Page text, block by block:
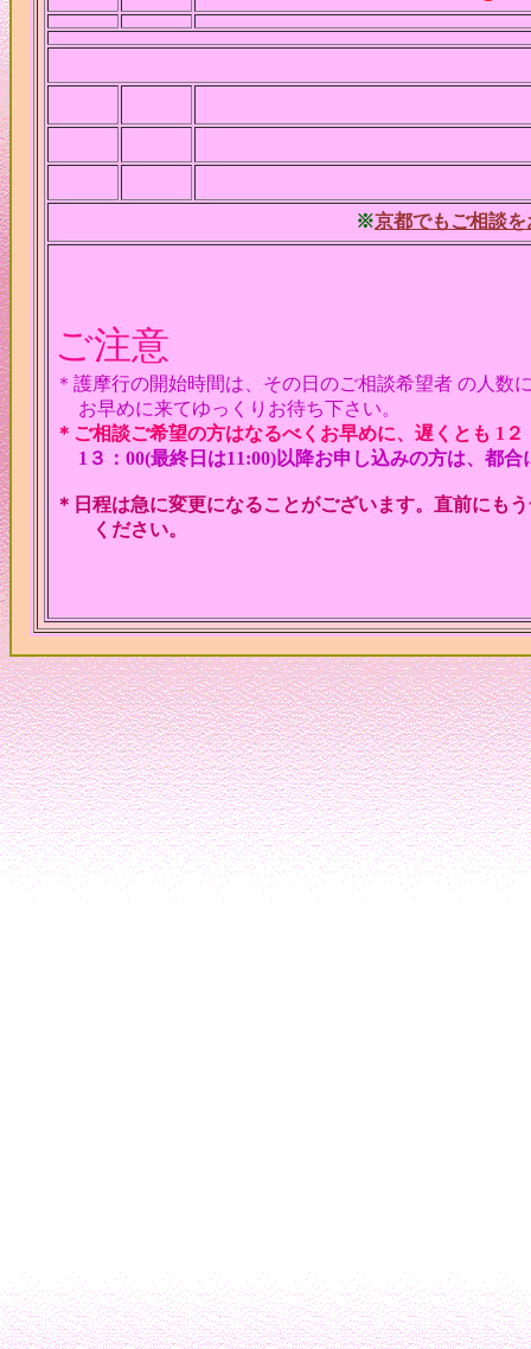
※京都でもご相談
ご注意
＊護摩行の開始時間は、その日のご相談希望者 の人数
お早めに来てゆっくりお待ち下さい。
＊ご相談ご希望の方はなるべくお早めに、遅くとも 1
1３：00(最終日は11:00)以降お申し込みの方は、都
＊日程は急に変更になることがございます。直前にも
ください。